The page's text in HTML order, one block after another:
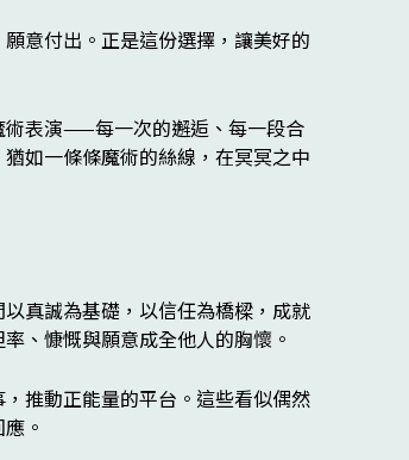
意付出。正是這份選擇，讓美好的
真誠為基礎，以信任為橋樑，成就
、慷慨與願意成全他人的胸懷。
推動正能量的平台。這些看似偶然
。